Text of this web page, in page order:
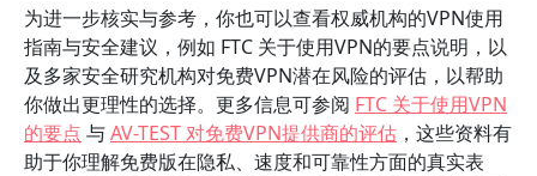
为进一步核实与参考，你也可以查看权威机构的VPN使用
指南与安全建议，例如 FTC 关于使用VPN的要点说明，以
及多家安全研究机构对免费VPN潜在风险的评估，以帮助
你做出更理性的选择。更多信息可参阅 FTC 关于使用VPN
的要点 与AV-TEST 对免费VPN提供商的评估 ，这些资料有
助于你理解免费版在隐私、速度和可靠性方面的真实表